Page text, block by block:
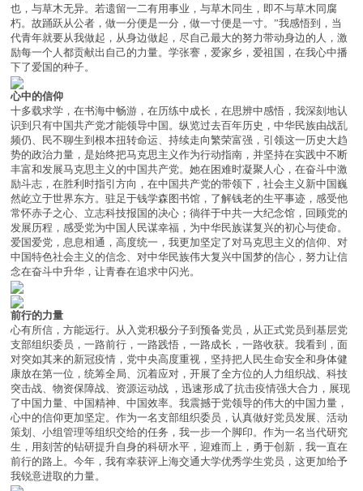
也，与草木无异。若遗留一二有用事业，与草木同生，即不与草木同腐
朽。故踊跃从公者，做一分便是一分，做一寸便是一寸。”我感悟到，当
代青年就要从我做起，从身边做起，尽自己最大的努力带动身边的人，激
励每一个人都贡献出自己的力量。学张謇，爱家乡，爱祖国，在我心中播
下了爱国的种子。
心中的信仰
十多载求学，在书海中畅游，在历练中成长，在思辨中感悟，我深刻地认
识到只有中国共产党才能领导中国。纵览过去百年历史，中华民族由战乱
频仍、民不聊生到根本扭转命运、持续走向繁荣富强，引领这一历史大趋
势的政治力量，是始终把马克思主义作为行动指南，并坚持在实践中不断
丰富和发展马克思主义的中国共产党。她在困难时凝聚人心，在奋斗中激
励斗志，在胜利时指引方向，在中国共产党的带领下，社会主义新中国巍
然屹立于世界东方。驻足于钱学森图书馆，了解钱老的生平事迹，感受他
常怀赤子之心、立志科技报国的决心；徜徉于中共一大纪念馆，回顾党的
发展历程，感受党为中国人民谋幸福，为中华民族谋复兴的初心与使命。
爱国爱党，息息相通，高度统一，我更加坚定了对马克思主义的信仰、对
中国特色社会主义的信念、对中华民族伟大复兴中国梦的信心，努力让信
念在奋斗中升华，让青春在追求中闪光。
前行的力量
心有所信，方能远行。从入党积极分子到预备党员，从正式党员到基层党
支部组织委员，一路前行，一路践悟，一路成长，一路收获。我看到，面
对突如其来的新冠疫情，党中央高度重视，坚持把人民生命安全和身体健
康放在第一位，统筹全局、沉着应对，开展了全方位的人力组织战、科技
突击战、物资保障战、资源运动战 ，迅速形成了抗击疫情强大合力，展现
了中国力量、中国精神、中国效率。我震撼于党领导的伟大的中国力量，
心中的信仰更加坚定。作为一名支部组织委员，认真做好党员发展、活动
策划、小组管理等组织交给的任务，我一步一个脚印。作为一名当代研究
生，用刻苦的钻研提升自身的科研水平，迎难而上，勇于创新，我一直在
前行的路上。今年，我有幸获评上海交通大学优秀学生党员，这更加给予
我锐意进取的力量。